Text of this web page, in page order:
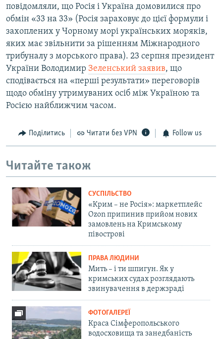
повідомляли, що Росія і Україна домовилися про
обмін «33 на 33» (Росія зараховує до цієї формули і
захоплених у Чорному морі українських моряків,
яких має звільнити за рішенням Міжнародного
трибуналу з морського права). 23 серпня президент
України Володимир Зеленський заявив, що
сподівається на «перші результати» переговорів
щодо обміну утримуваних осіб між Україною та
Росією найближчим часом.
Поділитись Читати без VPN Follow us
Читайте також
СУСПІЛЬСТВО
«Крим – не Росія»: маркетплейс
Ozon припинив прийом нових
замовлень на Кримському
півострові
ПРАВА ЛЮДИНИ
Мить – і ти шпигун. Як у
кримських судах розглядають
звинувачення в держзраді
ФОТОГАЛЕРЕЇ
Краса Сімферопольського
водосховища та занедбаність